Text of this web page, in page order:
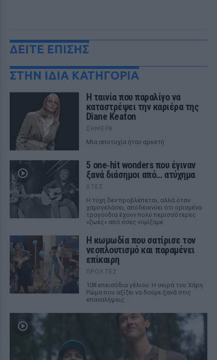
ΔΕΙΤΕ ΕΠΙΣΗΣ
ΣΤΗΝ ΙΔΙΑ ΚΑΤΗΓΟΡΙΑ
Η ταινία που παραλίγο να
καταστρέψει την καριέρα της
Diane Keaton
ΣΉΜΕΡΑ
Μία αποτυχία ήταν αρκετή
5 one‑hit wonders που έγιναν
ξανά διάσημοι από… ατύχημα
ΧΤΕΣ
Η τύχη δεν προβλέπεται, αλλά όταν
χαμογελάσει, αποδεικνύει ότι ορισμένα
τραγούδια έχουν πολύ περισσότερες
«ζωές» από όσες νομίζαμε
Η κωμωδία που σατίρισε τον
νεοπλουτισμό και παραμένει
επίκαιρη
ΠΡΟΧΤΈΣ
108 επεισόδια γέλιου: Η σειρά του Χάρη
Ρώμα που αξίζει να δούμε ξανά στις
επαναλήψεις